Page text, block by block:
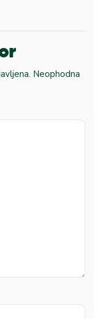
Neophodna